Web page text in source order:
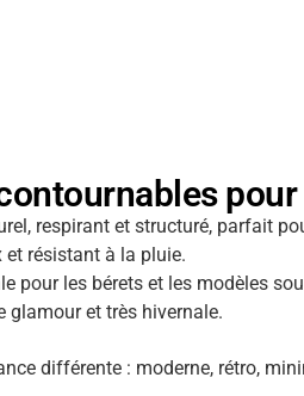
respirant et structuré, parfait
et résistant à la pluie.
pour les bérets et les modèles
glamour et très hivernale.
différente : moderne, rétro,